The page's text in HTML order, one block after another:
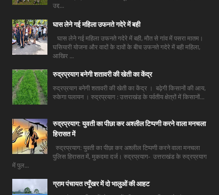
उद्द...
घास लेने गई महिला उफनते गदेरे में बही
घास लेने गई महिला उफनते गदेरे में बही, मौत से गांव में पसरा मातम।
घसियारी योजना और वादों के दावों के बीच उफनते गदेरे में बही महिला,
आखिर ...
रुद्रप्रयाग बनेगी शतावरी की खेती का केंद्र
रुद्रप्रयाग बनेगी शतावरी की खेती का केंद्र । बढ़ेगी किसानों की आय,
रुकेगा पलायन । रुद्रप्रयाग : उत्तराखंड के पर्वतीय क्षेत्रों में किसानों...
रुद्रप्रयाग: युवती का पीछा कर अश्लील टिप्पणी करने वाला मनचला
हिरासत में
रुद्रप्रयाग: युवती का पीछा कर अश्लील टिप्पणी करने वाला मनचला
पुलिस हिरासत में, मुकदमा दर्ज। रुद्रप्रयाग- उत्तराखंड के रुद्रप्रयाग
में पुल...
ग्राम पंचायत त्यूँखर में दो भालुओं की आहट